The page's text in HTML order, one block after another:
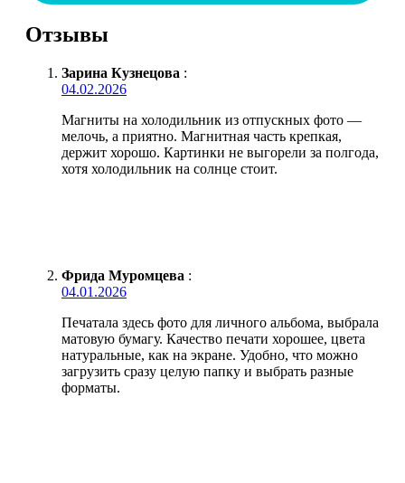
Отзывы
Зарина Кузнецова :
04.02.2026
Магниты на холодильник из отпускных фото —
мелочь, а приятно. Магнитная часть крепкая,
держит хорошо. Картинки не выгорели за полгода,
хотя холодильник на солнце стоит.
Фрида Муромцева :
04.01.2026
Печатала здесь фото для личного альбома, выбрала
матовую бумагу. Качество печати хорошее, цвета
натуральные, как на экране. Удобно, что можно
загрузить сразу целую папку и выбрать разные
форматы.